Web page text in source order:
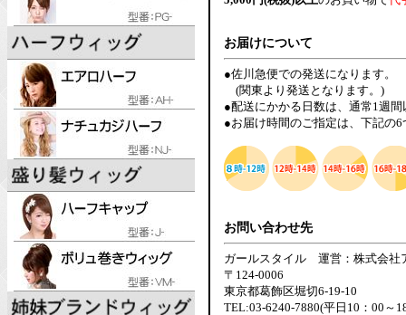
お届けについて
●佐川急便での発送になります。
(関東より発送となります。)
●配送にかかる日数は、通常1週
●お届け時間のご指定は、下記の
お問い合わせ先
ガールスタイル 運営：株式会社
〒124-0006
東京都葛飾区堀切6-19-10
TEL:03-6240-7880(平日10：00～